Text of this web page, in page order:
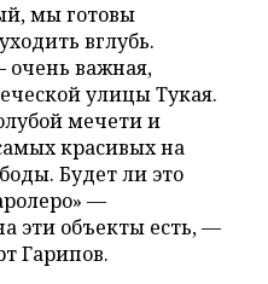
мы готовы
вглубь.
важная,
улицы Тукая.
мечети и
красивых на
Будет ли это
—
эти объекты есть, —
Гарипов.